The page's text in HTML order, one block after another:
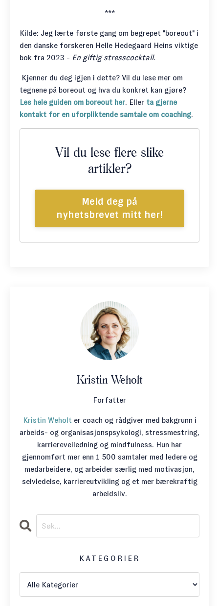
***
Kilde: Jeg lærte første gang om begrepet "boreout" i
den danske forskeren Helle Hedegaard Heins viktige
bok fra 2023 - En giftig stresscocktail.
Kjenner du deg igjen i dette? Vil du lese mer om
tegnene på boreout og hva du konkret kan gjøre?
Les hele guiden om boreout her. Eller ta gjerne
kontakt for en uforpliktende samtale om coaching.
Vil du lese flere slike
artikler?
Meld deg på
nyhetsbrevet mitt her!
Kristin Weholt
Forfatter
Kristin Weholt er coach og rådgiver med bakgrunn i
arbeids- og organisasjonspsykologi, stressmestring,
karriereveiledning og mindfulness. Hun har
gjennomført mer enn 1 500 samtaler med ledere og
medarbeidere, og arbeider særlig med motivasjon,
selvledelse, karriereutvikling og et mer bærekraftig
arbeidsliv.
KATEGORIER